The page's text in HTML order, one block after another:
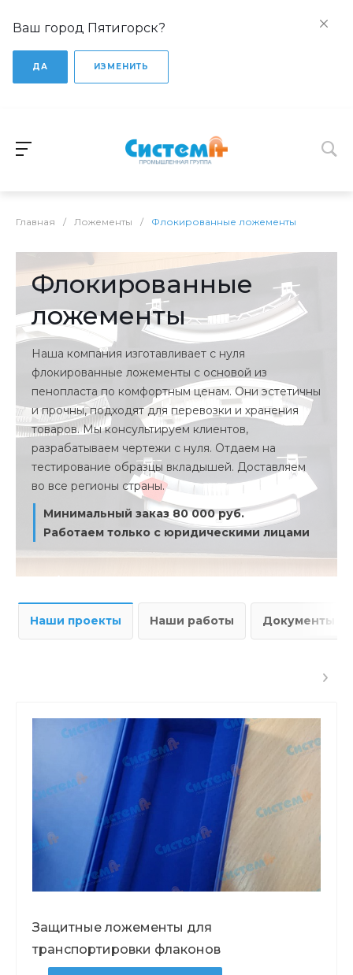
Ваш город Пятигорск?
ДА ИЗМЕНИТЬ
Главная / Ложементы / Флокированные ложементы
Флокированные
ложементы
Наша компания изготавливает с нуля
флокированные ложементы с основой из
пенопласта по комфортным ценам. Они эстетичны
и прочны, подходят для перевозки и хранения
товаров. Мы консультируем клиентов,
разрабатываем чертежи с нуля. Отдаем на
тестирование образцы вкладышей. Доставляем
во все регионы страны.
Минимальный заказ 80 000 руб.
Работаем только с юридическими лицами
Наши проекты Наши работы Документы
Защитные ложементы для
транспортировки флаконов